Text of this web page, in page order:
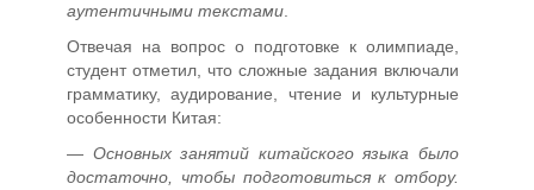
аутентичными текстами
Отвечая на вопрос о подготовке к олимпиаде,
студент отметил, что сложные задания включали
грамматику, аудирование, чтение и культурные
особенности Китая:
— Основных занятий китайского языка было
достаточно, чтобы подготовиться к отбору.